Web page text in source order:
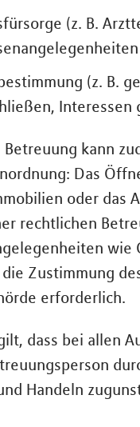
(z. B.
(z. B.
Interessen
Betreuung kann
Das
oder das
rechtlichen
Zustimmung
erforderlich.
dass bei allen
Handeln